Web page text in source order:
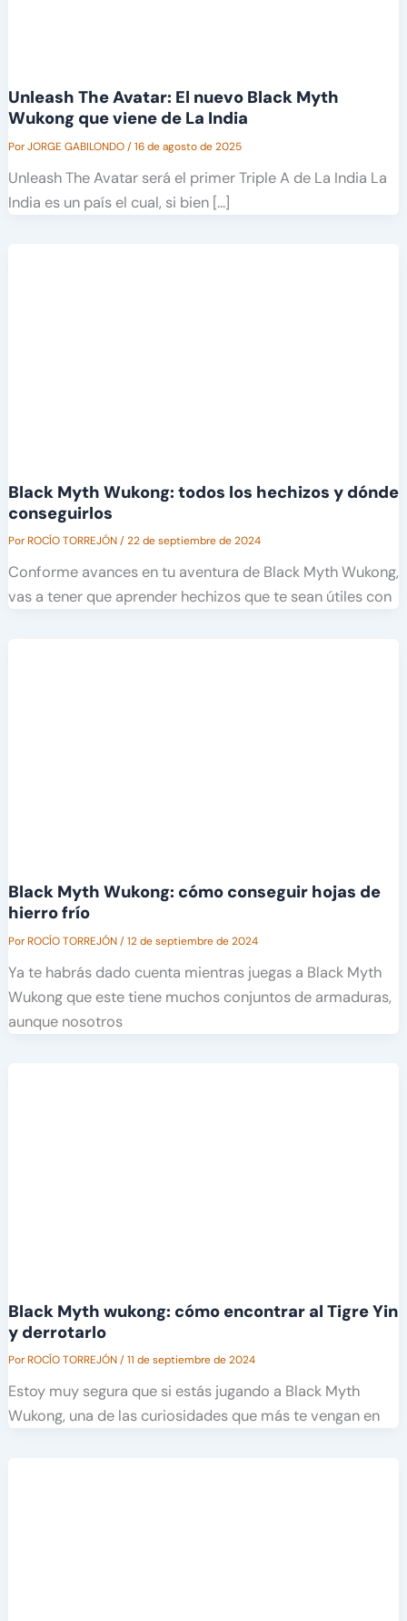
Unleash The Avatar: El nuevo Black Myth
Wukong que viene de La India
PorJORGE GABILONDO/16 de agosto de 2025
Unleash The Avatar será el primer Triple A de La India La
India es un país el cual, si bien […]
Black Myth Wukong: todos los hechizos y dónde
conseguirlos
PorROCÍO TORREJÓN/22 de septiembre de 2024
Conforme avances en tu aventura de Black Myth Wukong,
vas a tener que aprender hechizos que te sean útiles con
Black Myth Wukong: cómo conseguir hojas de
hierro frío
PorROCÍO TORREJÓN/12 de septiembre de 2024
Ya te habrás dado cuenta mientras juegas a Black Myth
Wukong que este tiene muchos conjuntos de armaduras,
aunque nosotros
Black Myth wukong: cómo encontrar al Tigre Yin
y derrotarlo
PorROCÍO TORREJÓN/11 de septiembre de 2024
Estoy muy segura que si estás jugando a Black Myth
Wukong, una de las curiosidades que más te vengan en